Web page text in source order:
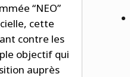
“NEO”
cette
contre les
objectif qui
auprès